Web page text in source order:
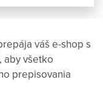
váš e-shop s
aby všetko
prepisovania